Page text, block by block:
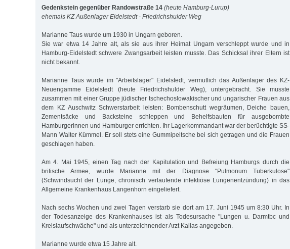
Gedenkstein gegenüber Randowstraße 14 (heute Hamburg-Lurup)
ehemals KZ Außenlager Eidelstedt - Friedrichshulder Weg
Marianne Taus wurde um 1930 in Ungarn geboren.
Sie war etwa 14 Jahre alt, als sie aus ihrer Heimat Ungarn verschleppt wurde und in
Hamburg-Eidelstedt schwere Zwangsarbeit leisten musste. Das Schicksal ihrer Eltern ist
nicht bekannt.
Marianne Taus wurde im "Arbeitslager" Eidelstedt, vermutlich das Außenlager des KZ-
Neuengamme Eidelstedt (heute Friedrichshulder Weg), untergebracht. Sie musste
zusammen mit einer Gruppe jüdischer tschechoslowakischer und ungarischer Frauen aus
dem KZ Auschwitz Schwerstarbeit leisten: Bombenschutt wegräumen, Deiche bauen,
Zementsäcke und Backsteine schleppen und Behelfsbauten für ausgebombte
Hamburgerinnen und Hamburger errichten. Ihr Lagerkommandant war der berüchtigte SS-
Mann Walter Kümmel. Er soll stets eine Gummipeitsche bei sich getragen und die Frauen
geschlagen haben.
Am 4. Mai 1945, einen Tag nach der Kapitulation und Befreiung Hamburgs durch die
britische Armee, wurde Marianne mit der Diagnose "Pulmonum Tuberkulose"
(Schwindsucht der Lunge, chronisch verlaufende infektiöse Lungenentzündung) in das
Allgemeine Krankenhaus Langenhorn eingeliefert.
Nach sechs Wochen und zwei Tagen verstarb sie dort am 17. Juni 1945 um 8:30 Uhr. In
der Todesanzeige des Krankenhauses ist als Todesursache "Lungen u. Darmtbc und
Kreislaufschwäche" und als unterzeichnender Arzt Kallas angegeben.
Marianne wurde etwa 15 Jahre alt.